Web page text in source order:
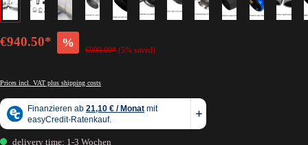
€940.50* %
€990.00* (5% saved)
Prices incl. VAT plus shipping costs
delivery time: 1-3 Wochen